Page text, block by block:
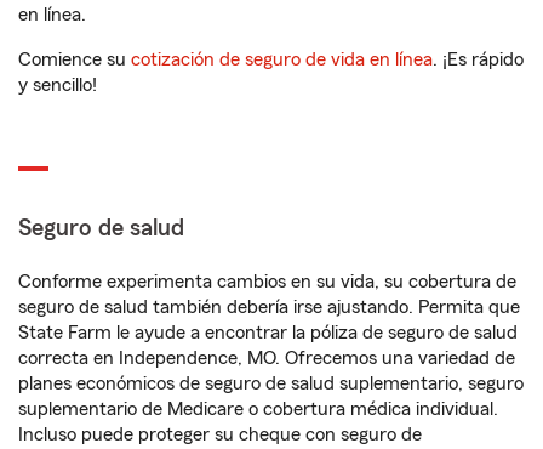
en línea.
Comience su cotización de seguro de vida en línea. ¡Es rápido
y sencillo!
Seguro de salud
Conforme experimenta cambios en su vida, su cobertura de
seguro de salud también debería irse ajustando. Permita que
State Farm le ayude a encontrar la póliza de seguro de salud
correcta en Independence, MO. Ofrecemos una variedad de
planes económicos de seguro de salud suplementario, seguro
suplementario de Medicare o cobertura médica individual.
Incluso puede proteger su cheque con seguro de